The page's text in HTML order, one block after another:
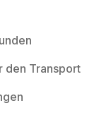
den Transport